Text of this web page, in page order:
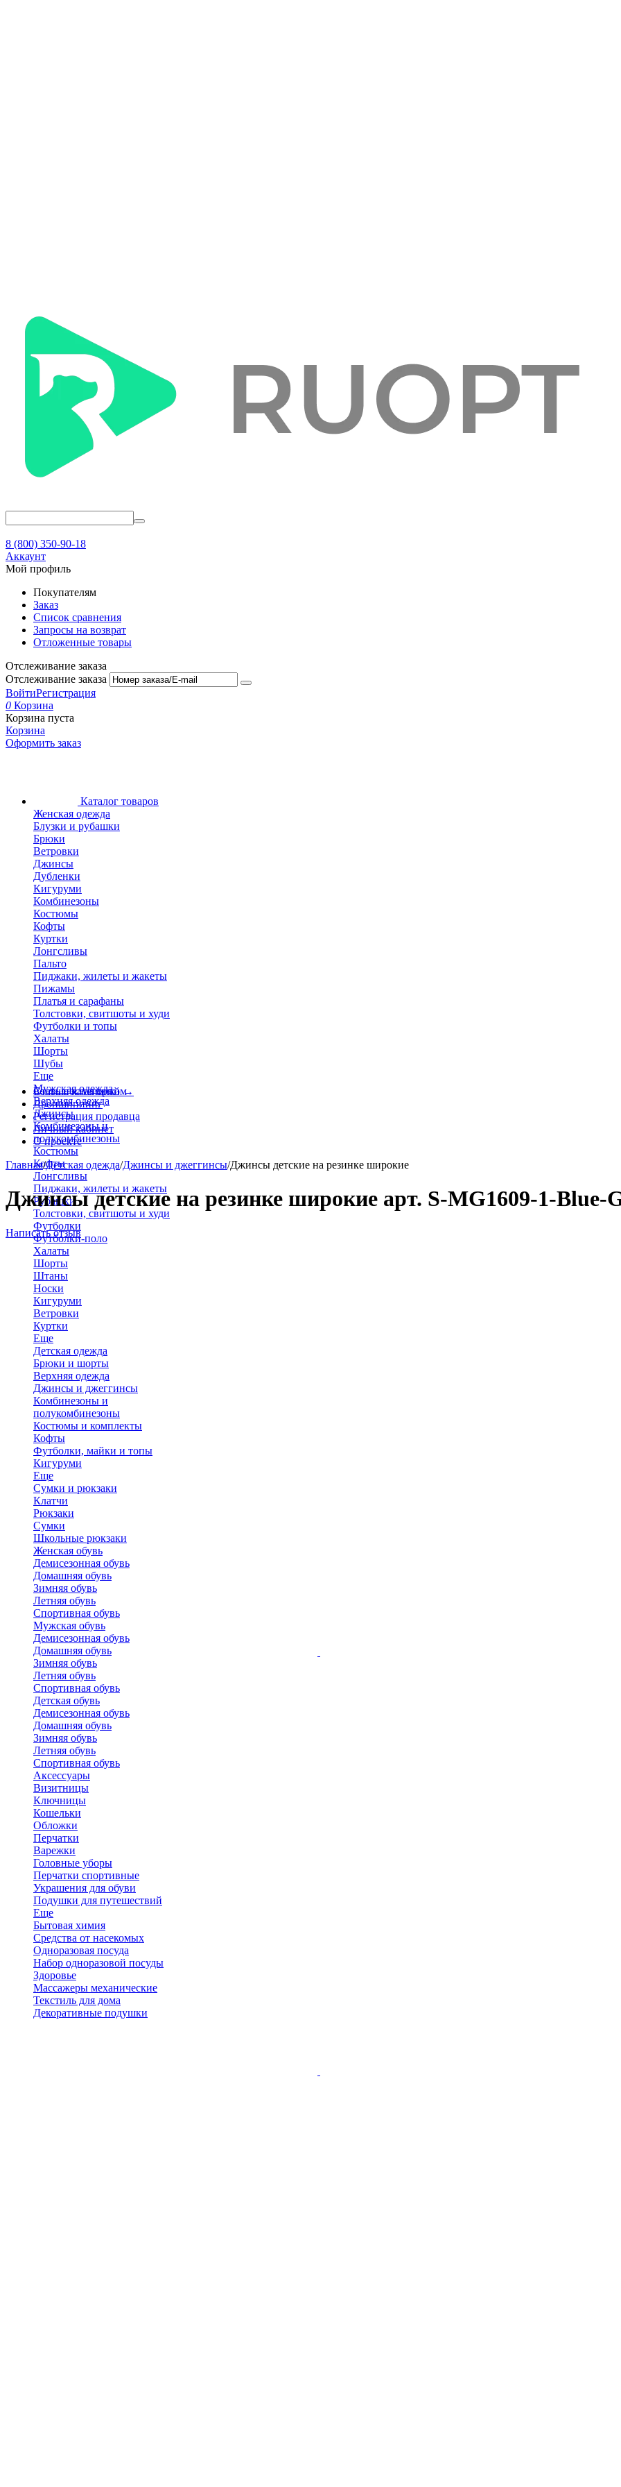
8 (800) 350-90-18
Аккаунт
Мой профиль
Покупателям
Заказ
Список сравнения
Запросы на возврат
Отложенные товары
Отслеживание заказа
Отслеживание заказа
ВойтиРегистрация
0 Корзина
Корзина пуста
Корзина
Оформить заказ
Каталог товаров
Женская одежда
Блузки и рубашки
Брюки
Ветровки
Джинсы
Дубленки
Кигуруми
Комбинезоны
Костюмы
Кофты
Куртки
Лонгсливы
Пальто
Пиджаки, жилеты и жакеты
Пижамы
Платья и сарафаны
Толстовки, свитшоты и худи
Футболки и топы
Халаты
Шорты
Шубы
Еще
Мужская одежда
Верхняя одежда
Джинсы
Комбинезоны и
полукомбинезоны
Костюмы
Кофты
Лонгсливы
Пиджаки, жилеты и жакеты
Рубашки
Толстовки, свитшоты и худи
Футболки
Футболки-поло
Халаты
Шорты
Штаны
Носки
Кигуруми
Ветровки
Куртки
Еще
Детская одежда
Брюки и шорты
Верхняя одежда
Джинсы и джеггинсы
Комбинезоны и
полукомбинезоны
Костюмы и комплекты
Кофты
Футболки, майки и топы
Кигуруми
Еще
Сумки и рюкзаки
Клатчи
Рюкзаки
Сумки
Школьные рюкзаки
Женская обувь
Демисезонная обувь
Домашняя обувь
Зимняя обувь
Летняя обувь
Спортивная обувь
Мужская обувь
Демисезонная обувь
Домашняя обувь
Зимняя обувь
Летняя обувь
Спортивная обувь
Детская обувь
Демисезонная обувь
Домашняя обувь
Зимняя обувь
Летняя обувь
Спортивная обувь
Аксессуары
Визитницы
Ключницы
Кошельки
Обложки
Перчатки
Варежки
Головные уборы
Перчатки спортивные
Украшения для обуви
Подушки для путешествий
Еще
Бытовая химия
Средства от насекомых
Одноразовая посуда
Набор одноразовой посуды
Здоровье
Массажеры механические
Текстиль для дома
Декоративные подушки
Больше категорий→
Стать поставщиком
Дропшиппинг
Регистрация продавца
Личный кабинет
О проекте
Главная/Детская одежда/Джинсы и джеггинсы/Джинсы детские на резинке широкие
Джинсы детские на резинке широкие арт. S-MG1609-1-Blue-
Написать отзыв